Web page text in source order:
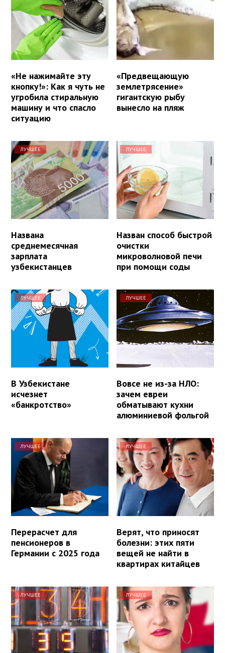
«Не нажимайте эту
кнопку!»: Как я чуть не
угробила стиральную
машину и что спасло
ситуацию
«Предвещающую
землетрясение»
гигантскую рыбу
вынесло на пляж
ЛУЧШЕЕ
Названа
среднемесячная
зарплата
узбекистанцев
ЛУЧШЕЕ
Назван способ быстрой
очистки
микроволновой печи
при помощи соды
ЛУЧШЕЕ
В Узбекистане
исчезнет
«банкротство»
ЛУЧШЕЕ
Вовсе не из-за НЛО:
зачем евреи
обматывают кухни
алюминиевой фольгой
ЛУЧШЕЕ
Перерасчет для
пенсионеров в
Германии с 2025 года
ЛУЧШЕЕ
Верят, что приносят
болезни: этих пяти
вещей не найти в
квартирах китайцев
ЛУЧШЕЕ ЛУЧШЕЕ